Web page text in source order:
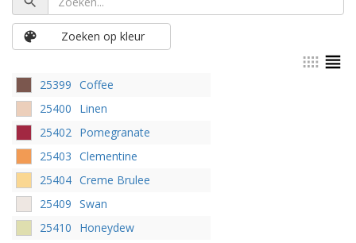
Zoeken op kleur
25399 Coffee
25400
Linen
25402 Pomegranate
25403 Clementine
25404 Creme Brulee
25409 Swan
25410
Honeydew